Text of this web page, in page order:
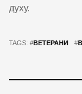
духу.
TAGS: #ВЕТЕРАНИ #